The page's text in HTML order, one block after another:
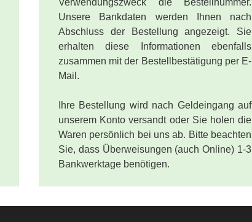
Verwendungszweck die Bestellnummer.
Unsere Bankdaten werden Ihnen nach
Abschluss der Bestellung angezeigt. Sie
erhalten diese Informationen ebenfalls
zusammen mit der Bestellbestätigung per E-
Mail.
Ihre Bestellung wird nach Geldeingang auf
unserem Konto versandt oder Sie holen die
Waren persönlich bei uns ab. Bitte beachten
Sie, dass Überweisungen (auch Online) 1-3
Bankwerktage benötigen.